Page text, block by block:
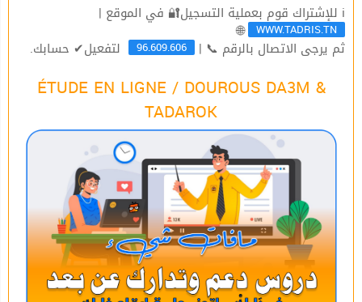
ℹ للإشتراك قوم بعملية التسجيل🔐 في الموقع |
WWW.TADRIS.TN
🌐
ثم يرجى الاتصال بالرقم 📞 | 96.609.606 لتفعيل✔ حسابك.
ÉTUDE EN LIGNE / DOUROUS DA3M &
TADAROK